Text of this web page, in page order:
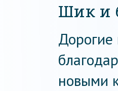
Шик и
Дорогие
новыми